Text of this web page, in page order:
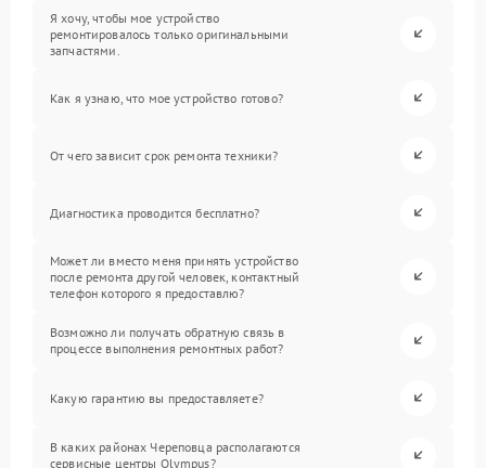
Я хочу, чтобы мое устройство
ремонтировалось только оригинальными
запчастями.
Как я узнаю, что мое устройство готово?
От чего зависит срок ремонта техники?
Диагностика проводится бесплатно?
Может ли вместо меня принять устройство
после ремонта другой человек, контактный
телефон которого я предоставлю?
Возможно ли получать обратную связь в
процессе выполнения ремонтных работ?
Какую гарантию вы предоставляете?
В каких районах Череповца располагаются
сервисные центры Olympus?